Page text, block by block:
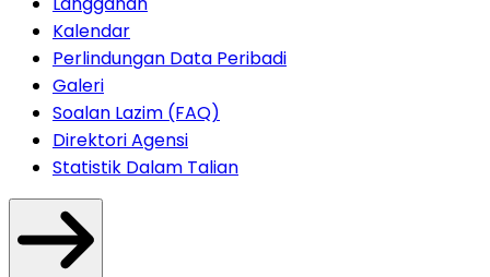
Kalendar
Perlindungan Data Peribadi
Galeri
Soalan Lazim (FAQ)
Direktori Agensi
Statistik Dalam Talian